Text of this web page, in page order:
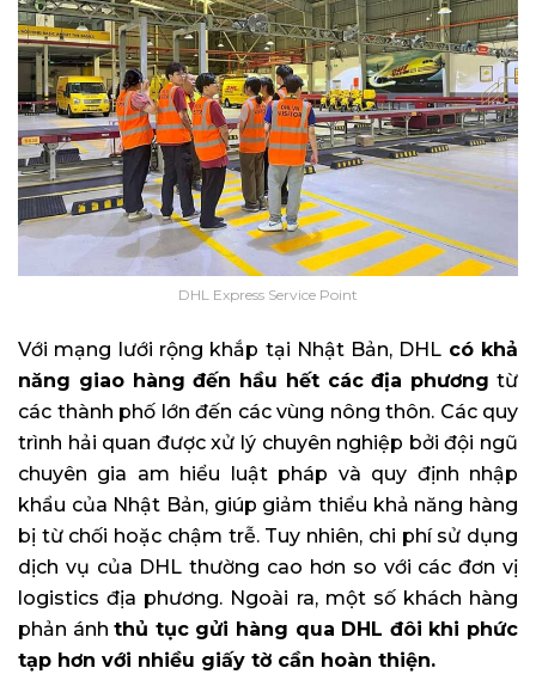
DHL Express Service Point
Với mạng lưới rộng khắp tại Nhật Bản, DHL có khả
năng giao hàng đến hầu hết các địa phương từ
các thành phố lớn đến các vùng nông thôn. Các quy
trình hải quan được xử lý chuyên nghiệp bởi đội ngũ
chuyên gia am hiểu luật pháp và quy định nhập
khẩu của Nhật Bản, giúp giảm thiểu khả năng hàng
bị từ chối hoặc chậm trễ. Tuy nhiên, chi phí sử dụng
dịch vụ của DHL thường cao hơn so với các đơn vị
logistics địa phương. Ngoài ra, một số khách hàng
phản ánhthủ tục gửi hàng qua DHL đôi khi phức
tạp hơn với nhiều giấy tờ cần hoàn thiện.